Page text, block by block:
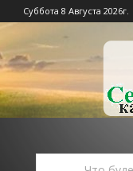
Суббота 8 Августа 2026г.